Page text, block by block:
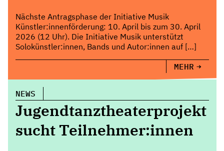
Nächste Antragsphase der Initiative Musik
Künstler:innenförderung: 10. April bis zum 30. April
2026 (12 Uhr). Die Initiative Musik unterstützt
Solokünstler:innen, Bands und Autor:innen auf […]
MEHR
NEWS
Jugendtanztheaterprojekt
sucht Teilnehmer:innen